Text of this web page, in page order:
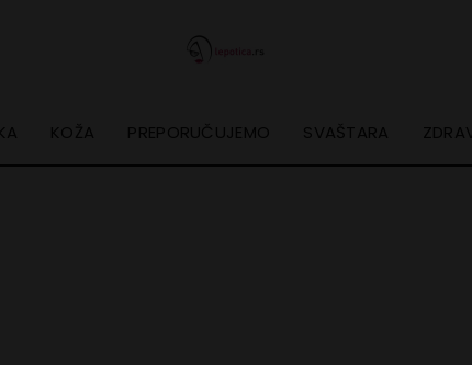
KOŽA PREPORUČUJEMO SVAŠTARA